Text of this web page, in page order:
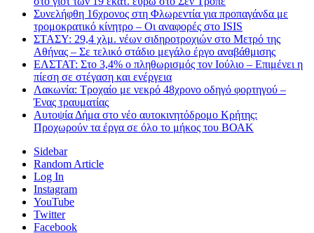
Συνελήφθη 16χρονος στη Φλωρεντία για προπαγάνδα με
τρομοκρατικό κίνητρο – Οι αναφορές στο ISIS
ΣΤΑΣΥ: 29,4 χλμ. νέων σιδηροτροχιών στο Μετρό της
Αθήνας – Σε τελικό στάδιο μεγάλο έργο αναβάθμισης
ΕΛΣΤΑΤ: Στο 3,4% ο πληθωρισμός τον Ιούλιο – Επιμένει η
πίεση σε στέγαση και ενέργεια
Λακωνία: Τροχαίο με νεκρό 48χρονο οδηγό φορτηγού –
Ένας τραυματίας
Αυτοψία Δήμα στο νέο αυτοκινητόδρομο Κρήτης:
Προχωρούν τα έργα σε όλο το μήκος του ΒΟΑΚ
Sidebar
Random Article
Log In
Instagram
YouTube
Twitter
Facebook